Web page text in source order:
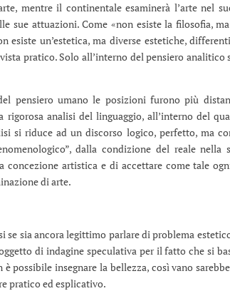
mentre il continentale esaminerà l’arte nel
sue attuazioni. Come «non esiste la filosofia,
esiste un’estetica, ma diverse estetiche,
pratico. Solo all’interno del pensiero analitico
pensiero umano le posizioni furono più
rigorosa analisi del linguaggio, all’interno del
si riduce ad un discorso logico, perfetto, ma
dalla condizione del reale
concezione artistica e di accettare come tale
di arte.
se sia ancora legittimo parlare di problema
di indagine speculativa per il fatto che si
possibile insegnare la bellezza, così vano
pratico ed esplicativo.